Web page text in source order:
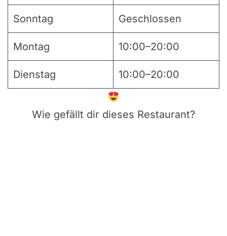
Sonntag Geschlossen
Montag 10:00–20:00
Dienstag 10:00–20:00
Wie gefällt dir dieses Restaurant?